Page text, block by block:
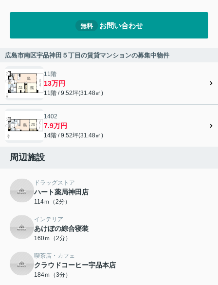
無料 お問い合わせ
広島市南区宇品神田５丁目の賃貸マンションの募集中物件
11階
13万円
11階 / 9.52坪(31.48㎡)
1402
7.9万円
14階 / 9.52坪(31.48㎡)
周辺施設
ドラッグストア
ハート薬局神田店
114ｍ（2分）
インテリア
あけぼの綜合寝装
160ｍ（2分）
喫茶店・カフェ
クラウドコーヒー宇品本店
184ｍ（3分）